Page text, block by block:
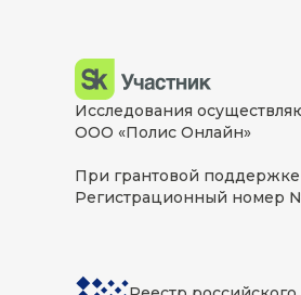
Исследования
ООО «Полис Онлайн»
При грантовой
Регистрационный номер